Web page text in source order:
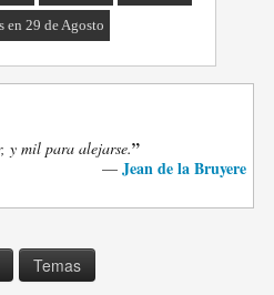
en 29 de Agosto
y mil para alejarse.”
— Jean de la Bruyere
Temas